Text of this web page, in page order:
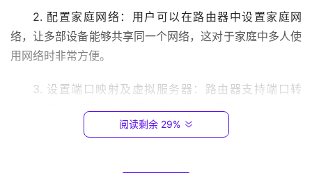
P
-
L
2. 配置家庭网络：用户可以在路由器中设置家庭网
络，让多部设备能够共享同一个网络，这对于家庭中多人使
用网络时非常方便。
3. 设置端口映射及虚拟服务器：路由器支持端口转
发、端口映射等功能，可用于搭建网站、配置FTP服务器、
阅读剩余 29%